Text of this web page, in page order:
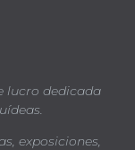
lucro dedicada
exposiciones,